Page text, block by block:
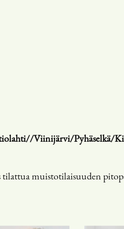
Viinijärvi/Pyhäselkä/
tilattua muistotilaisuuden